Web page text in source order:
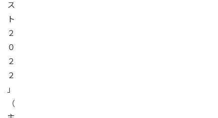
ス
ト
２
０
２
２
」
（